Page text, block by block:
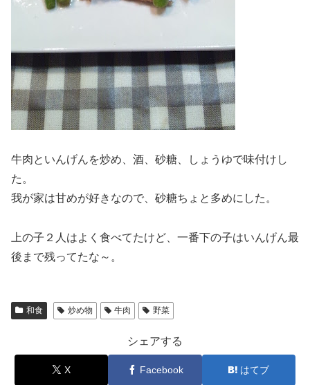
牛肉といんげんを炒め、酒、砂糖、しょうゆで味付けし
た。
我が家は甘めが好きなので、砂糖ちょと多めにした。
上の子２人はよく食べてたけど、一番下の子はいんげん最
後まで残ってたな～。
和食 炒め物 牛肉 野菜
シェアする
X Facebook はてブ